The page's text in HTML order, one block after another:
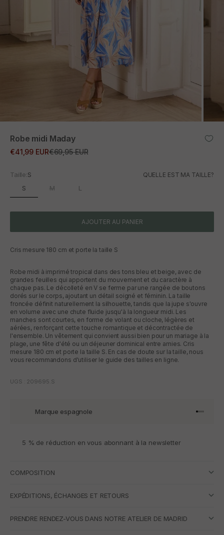
Robe midi Maday
Prix promotionnel
€41,99 EURPrix normal
€69,95 EUR
Taille:S QUELLE EST MA TAILLE?
S M L
AJOUTER AU PANIER
Cris mesure 180 cm et porte la taille S
Robe midi à imprimé tropical dans des tons bleu et beige, avec de
grandes feuilles qui apportent du mouvement et du caractère à
chaque pas. Le décolleté en V se ferme par une rangée de boutons
dorés sur le corps, ajoutant un détail soigné et féminin. La taille
froncée définit naturellement la silhouette, tandis que la jupe s'ouvre
en volume avec une chute fluide jusqu'à la longueur midi. Les
manches sont courtes, en forme de volant ou cloche, légères et
aérées, renforçant cette touche romantique et décontractée de
l'ensemble. Un vêtement qui convient aussi bien pour un mariage à la
plage, une fête d'été ou un déjeuner dominical entre amies. Cris
mesure 180 cm et porte la taille S. En cas de doute sur la taille, nous
vous recommandons d'utiliser le guide des tailles en ligne.
UGS : 209695.S
Marque espagnole Aller à
Aller à
Aller à
Aller
5 % de réduction en vous abonnant à la newsletter
COMPOSITION
EXPÉDITIONS, ÉCHANGES ET RETOURS
PRENDRE RENDEZ-VOUS DANS NOTRE ATELIER DE MADRID